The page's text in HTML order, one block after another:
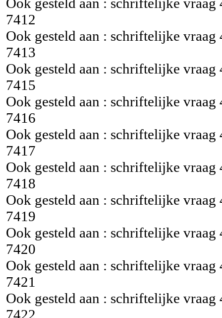
7412
Ook gesteld aan : schriftelijke vraag
7413
Ook gesteld aan : schriftelijke vraag
7415
Ook gesteld aan : schriftelijke vraag
7416
Ook gesteld aan : schriftelijke vraag
7417
Ook gesteld aan : schriftelijke vraag
7418
Ook gesteld aan : schriftelijke vraag
7419
Ook gesteld aan : schriftelijke vraag
7420
Ook gesteld aan : schriftelijke vraag
7421
Ook gesteld aan : schriftelijke vraag
7422